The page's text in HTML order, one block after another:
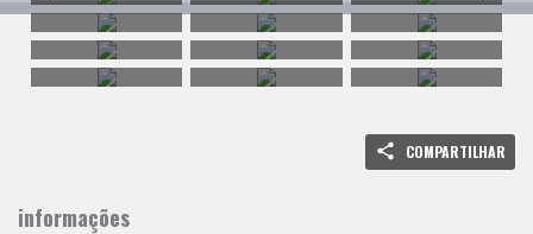
COMPARTILHAR
informações